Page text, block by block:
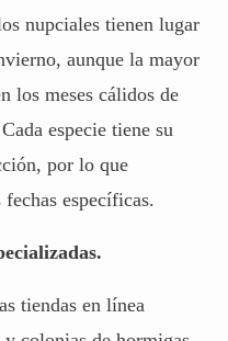
nupciales tienen lugar
aunque la mayor
los meses cálidos de
especie tiene su
por lo que
específicas.
tiendas en línea